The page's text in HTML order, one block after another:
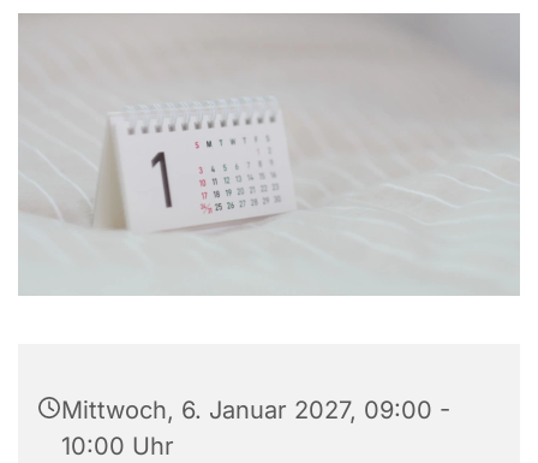
Mittwoch, 6. Januar 2027, 09:00 -
10:00 Uhr